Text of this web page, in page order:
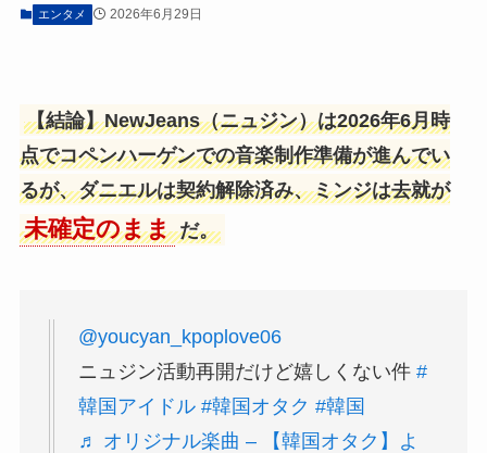
エンタメ 2026年6月29日
【結論】NewJeans（ニュジン）は2026年6月時
点でコペンハーゲンでの音楽制作準備が進んでい
るが、ダニエルは契約解除済み、ミンジは去就が
未確定のまま だ。
@youcyan_kpoplove06
ニュジン活動再開だけど嬉しくない件 #
韓国アイドル #韓国オタク #韓国
♬ オリジナル楽曲 – 【韓国オタク】よ